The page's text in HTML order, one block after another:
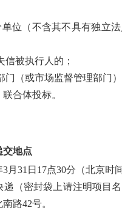
位（不含其不具有独立
信被执行人的；
门（或市场监督管理部门
合体投标。
交地点
3月 31 日 17点30分（北京时
递（密封袋上请注明项目
南路42号。